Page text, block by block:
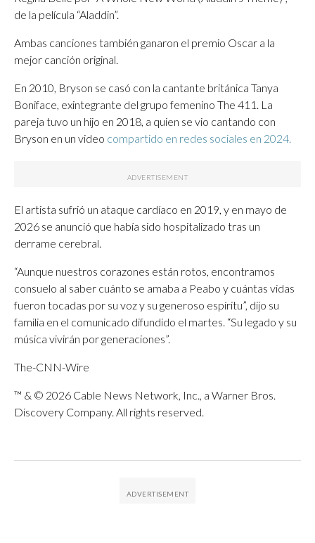
de la película “Aladdin”.
Ambas canciones también ganaron el premio Oscar a la
mejor canción original.
En 2010, Bryson se casó con la cantante británica Tanya
Boniface, exintegrante del grupo femenino The 411. La
pareja tuvo un hijo en 2018, a quien se vio cantando con
Bryson en un video compartido en redes sociales en 2024.
El artista sufrió un ataque cardíaco en 2019, y en mayo de
2026 se anunció que había sido hospitalizado tras un
derrame cerebral.
“Aunque nuestros corazones están rotos, encontramos
consuelo al saber cuánto se amaba a Peabo y cuántas vidas
fueron tocadas por su voz y su generoso espíritu”, dijo su
familia en el comunicado difundido el martes. “Su legado y su
música vivirán por generaciones”.
The-CNN-Wire
™ & © 2026 Cable News Network, Inc., a Warner Bros.
Discovery Company. All rights reserved.